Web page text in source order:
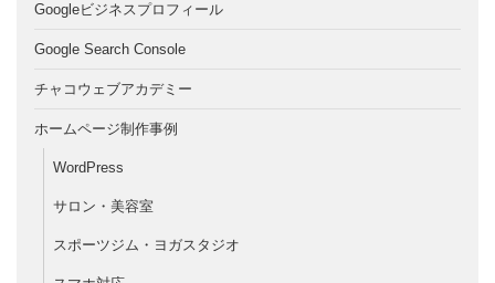
Googleビジネスプロフィール
Google Search Console
チャコウェブアカデミー
ホームページ制作事例
WordPress
サロン・美容室
スポーツジム・ヨガスタジオ